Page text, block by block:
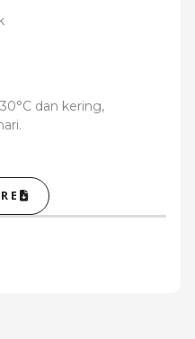
dan kering,